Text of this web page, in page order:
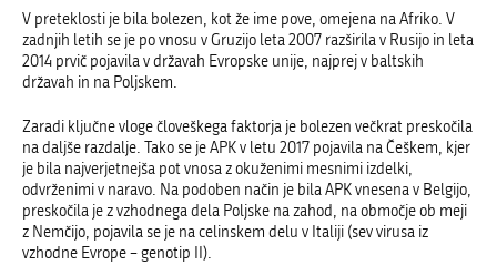
V preteklosti je bila bolezen, kot že ime pove, omejena na Afriko. V
zadnjih letih se je po vnosu v Gruzijo leta 2007 razširila v Rusijo in leta
2014 prvič pojavila v državah Evropske unije, najprej v baltskih
državah in na Poljskem.
Zaradi ključne vloge človeškega faktorja je bolezen večkrat preskočila
na daljše razdalje. Tako se je APK v letu 2017 pojavila na Češkem, kjer
je bila najverjetnejša pot vnosa z okuženimi mesnimi izdelki,
odvrženimi v naravo. Na podoben način je bila APK vnesena v Belgijo,
preskočila je z vzhodnega dela Poljske na zahod, na območje ob meji
z Nemčijo, pojavila se je na celinskem delu v Italiji (sev virusa iz
vzhodne Evrope – genotip II).